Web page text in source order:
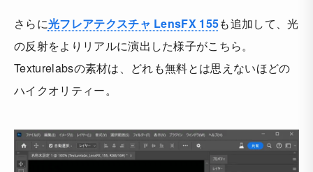
さらに光フレアテクスチャ LensFX 155も追加して、光
の反射をよりリアルに演出した様子がこちら。
Texturelabsの素材は、どれも無料とは思えないほどの
ハイクオリティー。